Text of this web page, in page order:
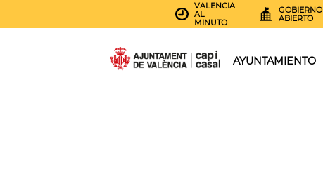
VALENCIA
AL
MINUTO
GOBIERNO
ABIERTO
AYUNTAMIENTO